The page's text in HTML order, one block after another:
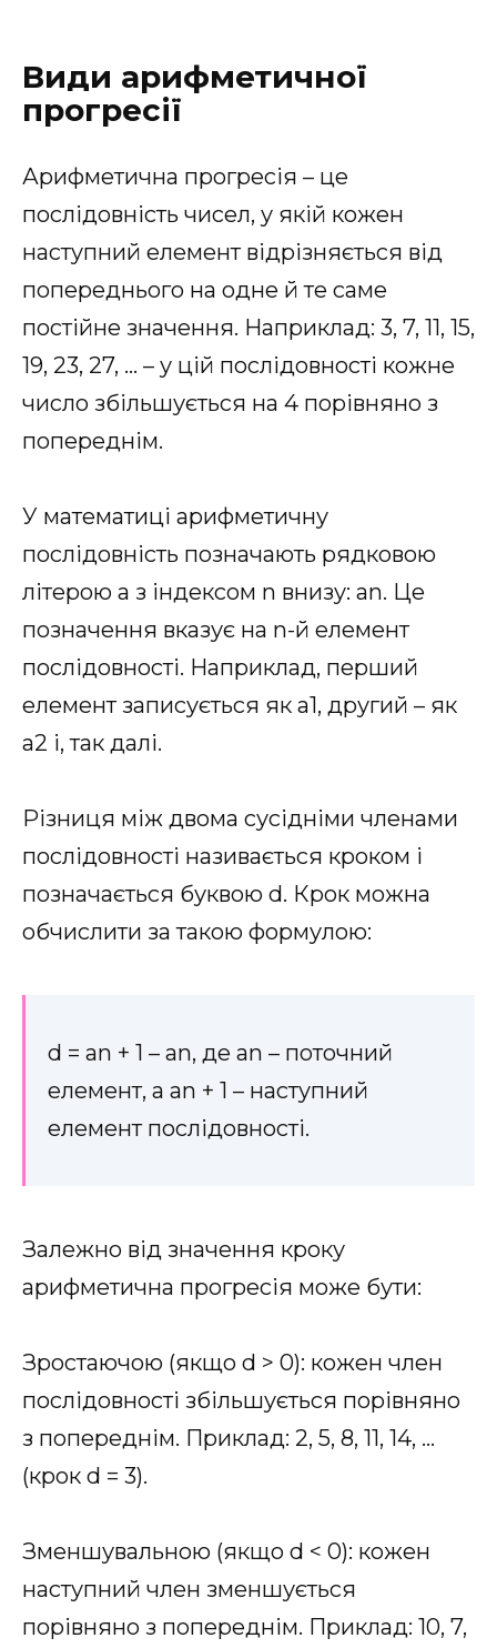
Види арифметичної
прогресії
Арифметична прогресія – це
послідовність чисел, у якій кожен
наступний елемент відрізняється від
попереднього на одне й те саме
постійне значення. Наприклад: 3, 7, 11, 15,
19, 23, 27, … – у цій послідовності кожне
число збільшується на 4 порівняно з
попереднім.
У математиці арифметичну
послідовність позначають рядковою
літерою a з індексом n внизу: an. Це
позначення вказує на n-й елемент
послідовності. Наприклад, перший
елемент записується як a1, другий – як
a2 і, так далі.
Різниця між двома сусідніми членами
послідовності називається кроком і
позначається буквою d. Крок можна
обчислити за такою формулою:
d = an + 1 – an, де an – поточний
елемент, а an + 1 – наступний
елемент послідовності.
Залежно від значення кроку
арифметична прогресія може бути:
Зростаючою (якщо d > 0): кожен член
послідовності збільшується порівняно
з попереднім. Приклад: 2, 5, 8, 11, 14, …
(крок d = 3).
Зменшувальною (якщо d < 0): кожен
наступний член зменшується
порівняно з попереднім. Приклад: 10, 7,